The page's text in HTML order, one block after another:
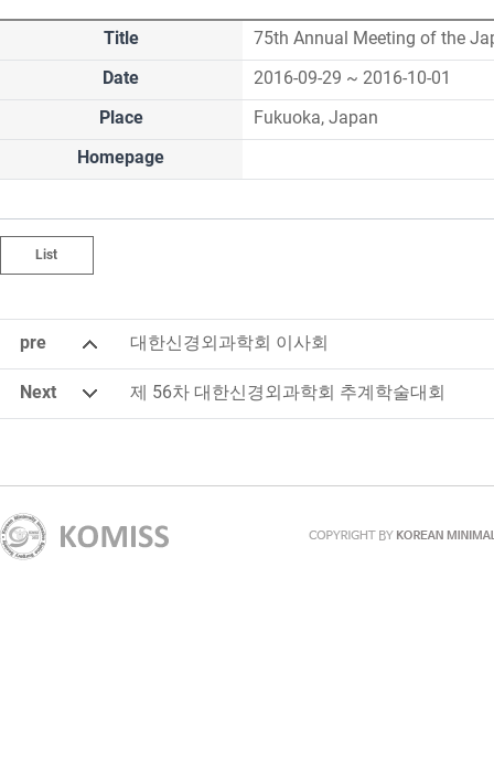
Title
75th Annual Meeting of the
Date
2016-09-29 ~ 2016-10-01
Place
Fukuoka, Japan
Homepage
List
pre 대한신경외과학회 이사회
Next 제 56차 대한신경외과학회 추계학술대회